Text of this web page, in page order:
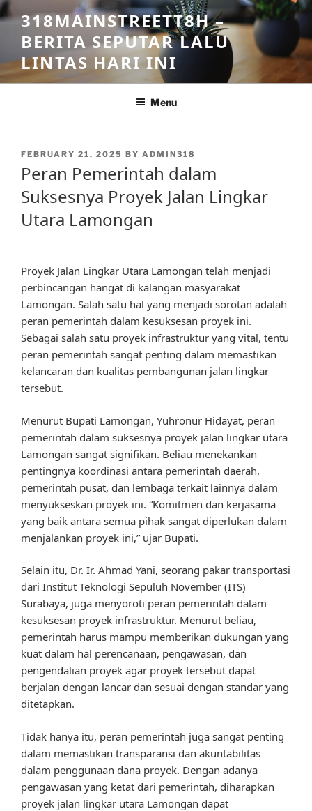
Skip
to
content
318MAINSTREETT8H –
BERITA SEPUTAR LALU
LINTAS HARI INI
Menu
POSTED
FEBRUARY 21, 2025 BY ADMIN318
Peran Pemerintah dalam
Suksesnya Proyek Jalan Lingkar
Utara Lamongan
Proyek Jalan Lingkar Utara Lamongan telah menjadi
perbincangan hangat di kalangan masyarakat
Lamongan. Salah satu hal yang menjadi sorotan adalah
peran pemerintah dalam kesuksesan proyek ini.
Sebagai salah satu proyek infrastruktur yang vital, tentu
peran pemerintah sangat penting dalam memastikan
kelancaran dan kualitas pembangunan jalan lingkar
tersebut.
Menurut Bupati Lamongan, Yuhronur Hidayat, peran
pemerintah dalam suksesnya proyek jalan lingkar utara
Lamongan sangat signifikan. Beliau menekankan
pentingnya koordinasi antara pemerintah daerah,
pemerintah pusat, dan lembaga terkait lainnya dalam
menyukseskan proyek ini. “Komitmen dan kerjasama
yang baik antara semua pihak sangat diperlukan dalam
menjalankan proyek ini,” ujar Bupati.
Selain itu, Dr. Ir. Ahmad Yani, seorang pakar transportasi
dari Institut Teknologi Sepuluh November (ITS)
Surabaya, juga menyoroti peran pemerintah dalam
kesuksesan proyek infrastruktur. Menurut beliau,
pemerintah harus mampu memberikan dukungan yang
kuat dalam hal perencanaan, pengawasan, dan
pengendalian proyek agar proyek tersebut dapat
berjalan dengan lancar dan sesuai dengan standar yang
ditetapkan.
Tidak hanya itu, peran pemerintah juga sangat penting
dalam memastikan transparansi dan akuntabilitas
dalam penggunaan dana proyek. Dengan adanya
pengawasan yang ketat dari pemerintah, diharapkan
proyek jalan lingkar utara Lamongan dapat